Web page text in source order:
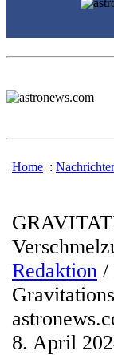
Home :
Redaktion /
8. April